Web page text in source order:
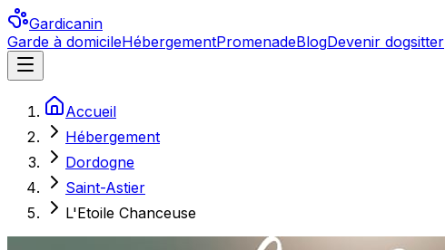
Gardicanin
Garde à domicileHébergementPromenadeBlogDevenir dogsitter
Accueil
Hébergement
Dordogne
Saint-Astier
L'Etoile Chanceuse